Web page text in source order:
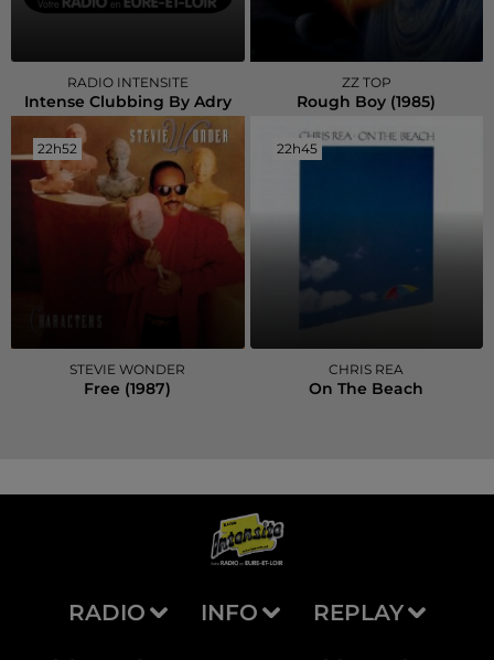
RADIO INTENSITE
Intense Clubbing By Adry
ZZ TOP
Rough Boy (1985)
22h52
22h52
STEVIE WONDER
Free (1987)
22h45
22h45
CHRIS REA
On The Beach
RADIO INFO REPLAY